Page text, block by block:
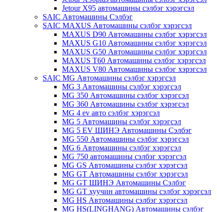
Jetour X95 автомашины сэлбэг хэрэгсэл
SAIC Автомашины Сэлбэг
SAIC MAXUS Автомашины сэлбэг хэрэгсэл
MAXUS D90 Автомашины сэлбэг хэрэгсэл
MAXUS G10 Автомашины сэлбэг хэрэгсэл
MAXUS G50 Автомашины сэлбэг хэрэгсэл
MAXUS T60 Автомашины сэлбэг хэрэгсэл
MAXUS V80 Автомашины сэлбэг хэрэгсэл
SAIC MG Автомашины сэлбэг хэрэгсэл
MG 3 Автомашины сэлбэг хэрэгсэл
MG 350 Автомашины сэлбэг хэрэгсэл
MG 360 Автомашины сэлбэг хэрэгсэл
MG 4 ev авто сэлбэг хэрэгсэл
MG 5 Автомашины сэлбэг хэрэгсэл
MG 5 EV ШИНЭ Автомашины Сэлбэг
MG 550 Автомашины сэлбэг хэрэгсэл
MG 6 Автомашины сэлбэг хэрэгсэл
MG 750 автомашины сэлбэг хэрэгсэл
MG GS Автомашины сэлбэг хэрэгсэл
MG GT Автомашины сэлбэг хэрэгсэл
MG GT ШИНЭ Автомашины Сэлбэг
MG GT хуучин автомашины сэлбэг хэрэгсэл
MG HS Автомашины сэлбэг хэрэгсэл
MG HS(LINGHANG) Автомашины сэлбэг